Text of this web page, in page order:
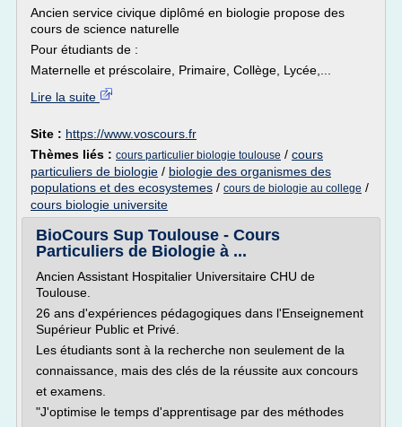
Ancien service civique diplômé en biologie propose des
cours de science naturelle
Pour étudiants de :
Maternelle et préscolaire, Primaire, Collège, Lycée,...
Lire la suite
Site : https://www.voscours.fr
Thèmes liés : cours particulier biologie toulouse / cours
particuliers de biologie / biologie des organismes des
populations et des ecosystemes / cours de biologie au college /
cours biologie universite
BioCours Sup Toulouse - Cours
Particuliers de Biologie à ...
Ancien Assistant Hospitalier Universitaire CHU de
Toulouse.
26 ans d'expériences pédagogiques dans l'Enseignement
Supérieur Public et Privé.
Les étudiants sont à la recherche non seulement de la
connaissance, mais des clés de la réussite aux concours
et examens.
"J'optimise le temps d'apprentisage par des méthodes